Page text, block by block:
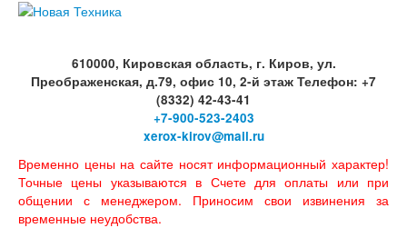
610000, Кировская область, г. Киров, ул.
Преображенская, д.79, офис 10, 2-й этаж Телефон: +7
(8332) 42-43-41
+7-900-523-2403
xerox-kirov@mail.ru
Временно цены на сайте носят информационный характер!
Точные цены указываются в Счете для оплаты или при
общении с менеджером. Приносим свои извинения за
временные неудобства.